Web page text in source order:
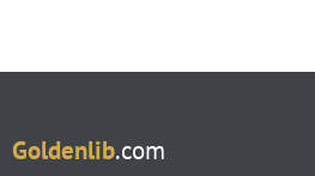
Goldenlib.com